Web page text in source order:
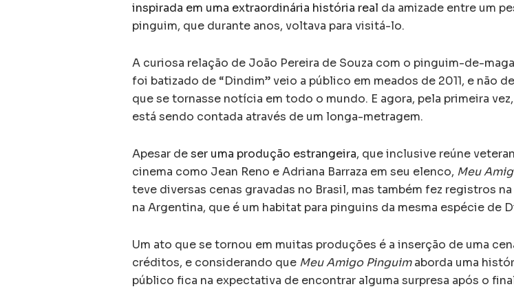
inspirada em uma extraordinária história real da amizade entre um
pinguim, que durante anos, voltava para visitá-lo.
A curiosa relação de João Pereira de Souza com o pinguim-de-
foi batizado de “Dindim” veio a público em meados de 2011, e não
que se tornasse notícia em todo o mundo. E agora, pela primeira
está sendo contada através de um longa-metragem.
Apesar deser uma produção estrangeira, que inclusive reúne
cinema como Jean Reno e Adriana Barraza em seu elenco, Meu
teve diversas cenas gravadas no Brasil, mas também fez registros
na Argentina, que é um habitat para pinguins da mesma espécie de
Um ato que se tornou em muitas produções é a inserção de uma
créditos, e considerando que Meu Amigo Pinguimaborda uma
público fica na expectativa de encontrar alguma surpresa após o